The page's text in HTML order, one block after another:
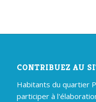
CONTRIBUEZ AU
Habitants du quartier
participer à